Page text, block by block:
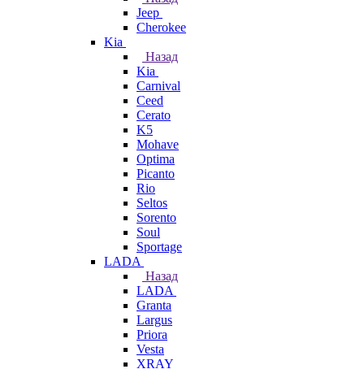
Jeep
Cherokee
Kia
Назад
Kia
Carnival
Ceed
Cerato
K5
Mohave
Optima
Picanto
Rio
Seltos
Sorento
Soul
Sportage
LADA
Назад
LADA
Granta
Largus
Priora
Vesta
XRAY